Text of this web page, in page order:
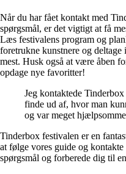
Når du har fået kontakt med
spørgsmål, er det vigtigt at få
Læs festivalens program og
foretrukne kunstnere og deltage
mest. Husk også at være åben
opdage nye favoritter!
Jeg kontaktede
finde ud af, hvor man
og var meget
Tinderbox festivalen er en
at følge vores guide og
spørgsmål og forberede dig til